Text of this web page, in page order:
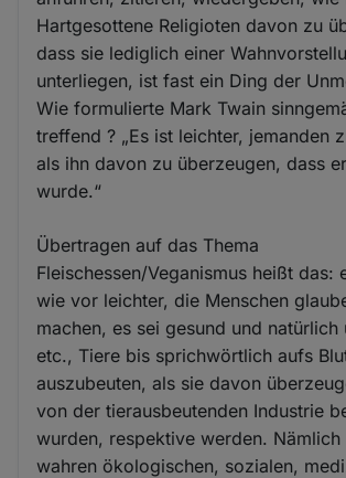
Hartgesottene Religioten davon zu
dass sie lediglich einer
unterliegen, ist fast ein Ding der
Wie formulierte Mark Twain
treffend ? „Es ist leichter, jemanden
als ihn davon zu überzeugen, dass
wurde.“
Übertragen auf das Thema
Fleischessen/Veganismus heißt das:
wie vor leichter, die Menschen
machen, es sei gesund und natürlich
etc., Tiere bis sprichwörtlich aufs
auszubeuten, als sie davon
von der tierausbeutenden Industrie
wurden, respektive werden. Nämlich
wahren ökologischen, sozialen,